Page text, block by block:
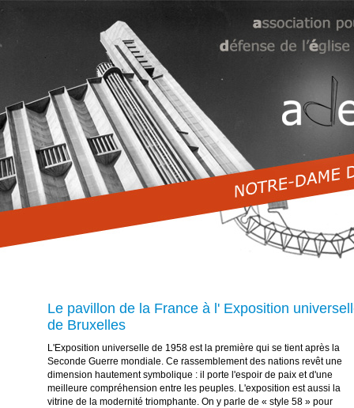
Le pavillon de la France à l' Exposition
de Bruxelles
L'Exposition universelle de 1958 est la première qui se tient après la
Seconde Guerre mondiale. Ce rassemblement des nations revêt une
dimension hautement symbolique : il porte l'espoir de paix et d'une
meilleure compréhension entre les peuples. L'exposition est aussi la
vitrine de la modernité triomphante. On y parle de « style 58 » pour